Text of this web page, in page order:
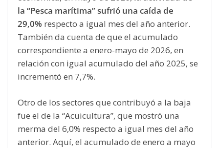
la “Pesca marítima” sufrió una caída de
29,0% respecto a igual mes del año anterior.
También da cuenta de que el acumulado
correspondiente a enero-mayo de 2026, en
relación con igual acumulado del año 2025, se
incrementó en 7,7%.
Otro de los sectores que contribuyó a la baja
fue el de la “Acuicultura”, que mostró una
merma del 6,0% respecto a igual mes del año
anterior. Aquí, el acumulado de enero a mayo